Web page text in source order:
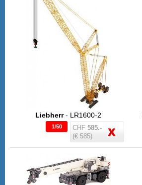
Liebherr- LR1600-2
CHF 585.-
(€ 585)
1/50